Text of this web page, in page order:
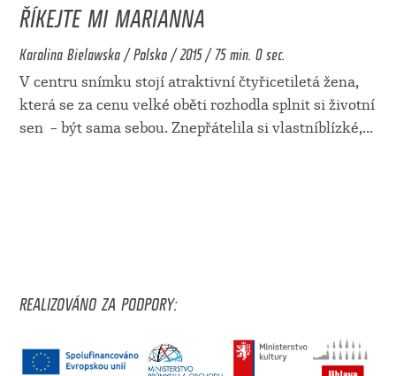
ŘÍKEJTE MI MARIANNA
Karolina Bielawska / Polsko / 2015 / 75 min. 0 sec.
V centru snímku stojí atraktivní čtyřicetiletá žena,
která se za cenu velké oběti rozhodla splnit si životní
sen – být sama sebou. Znepřátelila si vlastníblízké,...
REALIZOVÁNO ZA PODPORY: